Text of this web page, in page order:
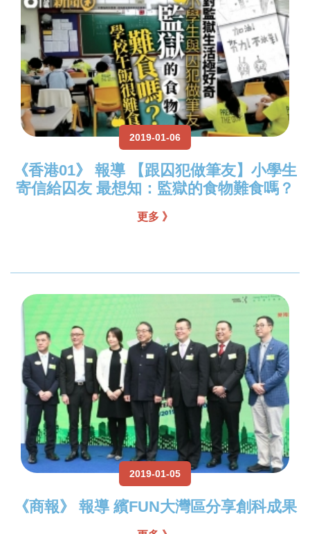
2019-01-06
《香港01》 報導 【跟囚犯做筆友】小學生
寄信給囚友 最想知：監獄的食物難食嗎？
更多 》
2019-01-05
《商報》 報導 繽FUN大灣區分享創科成果